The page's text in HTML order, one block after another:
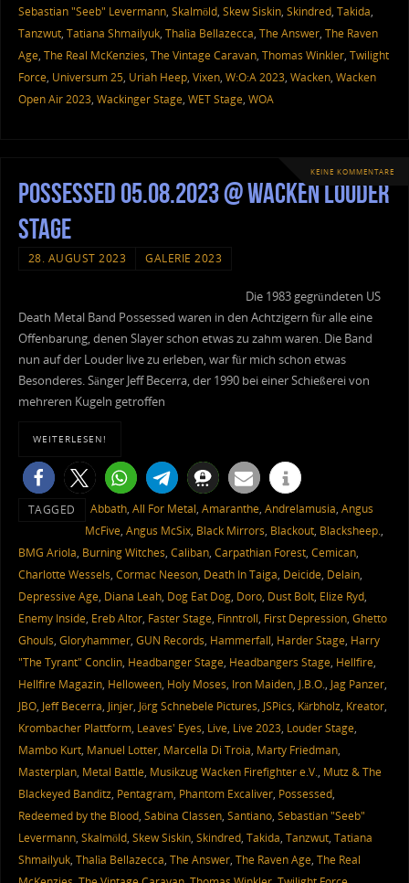
Sebastian "Seeb" Levermann, Skalmöld, Skew Siskin, Skindred, Takida,
Tanzwut, Tatiana Shmailyuk, Thalìa Bellazecca, The Answer, The Raven
Age, The Real McKenzies, The Vintage Caravan, Thomas Winkler, Twilight
Force, Universum 25, Uriah Heep, Vixen, W:O:A 2023, Wacken, Wacken
Open Air 2023, Wackinger Stage, WET Stage, WOA
KEINE KOMMENTARE
Possessed 05.08.2023 @ Wacken Louder
Stage
28. AUGUST 2023 GALERIE 2023
Die 1983 gegründeten US
Death Metal Band Possessed waren in den Achtzigern für alle eine
Offenbarung, denen Slayer schon etwas zu zahm waren. Die Band
nun auf der Louder live zu erleben, war für mich schon etwas
Besonderes. Sänger Jeff Becerra, der 1990 bei einer Schießerei von
mehreren Kugeln getroffen
WEITERLESEN!
TAGGED Abbath, All For Metal, Amaranthe, Andrelamusia, Angus
McFive, Angus McSix, Black Mirrors, Blackout, Blacksheep.,
BMG Ariola, Burning Witches, Caliban, Carpathian Forest, Cemican,
Charlotte Wessels, Cormac Neeson, Death In Taiga, Deicide, Delain,
Depressive Age, Diana Leah, Dog Eat Dog, Doro, Dust Bolt, Elize Ryd,
Enemy Inside, Ereb Altor, Faster Stage, Finntroll, First Depression, Ghetto
Ghouls, Gloryhammer, GUN Records, Hammerfall, Harder Stage, Harry
"The Tyrant" Conclin, Headbanger Stage, Headbangers Stage, Hellfire,
Hellfire Magazin, Helloween, Holy Moses, Iron Maiden, J.B.O., Jag Panzer,
JBO, Jeff Becerra, Jinjer, Jörg Schnebele Pictures, JSPics, Kärbholz, Kreator,
Krombacher Plattform, Leaves' Eyes, Live, Live 2023, Louder Stage,
Mambo Kurt, Manuel Lotter, Marcella Di Troia, Marty Friedman,
Masterplan, Metal Battle, Musikzug Wacken Firefighter e.V., Mutz & The
Blackeyed Banditz, Pentagram, Phantom Excaliver, Possessed,
Redeemed by the Blood, Sabina Classen, Santiano, Sebastian "Seeb"
Levermann, Skalmöld, Skew Siskin, Skindred, Takida, Tanzwut, Tatiana
Shmailyuk, Thalìa Bellazecca, The Answer, The Raven Age, The Real